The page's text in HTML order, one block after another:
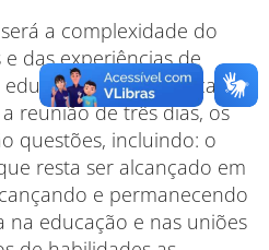
a complexidade do
das experiências de
e nos sindicatos
reunião de três dias, os
questões, incluindo: o
resta ser alcançado em
e permanecendo
na educação e nas uniões